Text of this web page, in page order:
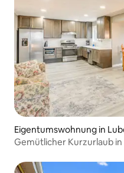
Eigentumswohnung in
Gemütlicher Kurzurlaub